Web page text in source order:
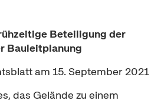
Beteiligung der
Bauleitplanung
am 15. September 2021
das Gelände zu einem